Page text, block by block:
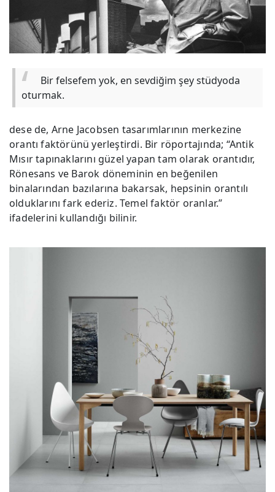
Bir felsefem yok, en sevdiğim şey stüdyoda
oturmak.
dese de, Arne Jacobsen tasarımlarının merkezine
orantı faktörünü yerleştirdi. Bir röportajında; “Antik
Mısır tapınaklarını güzel yapan tam olarak orantıdır,
Rönesans ve Barok döneminin en beğenilen
binalarından bazılarına bakarsak, hepsinin orantılı
olduklarını fark ederiz. Temel faktör oranlar.”
ifadelerini kullandığı bilinir.